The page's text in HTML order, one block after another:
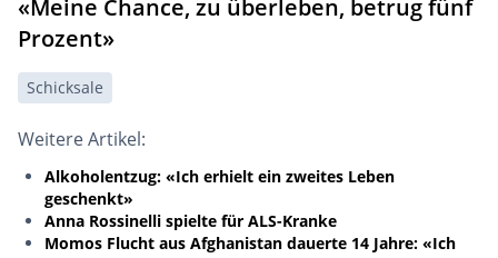
«Meine Chance, zu überleben, betrug fünf
Prozent»
Schicksale
Weitere Artikel:
Alkoholentzug: «Ich erhielt ein zweites Leben
geschenkt»
Anna Rossinelli spielte für ALS-Kranke
Momos Flucht aus Afghanistan dauerte 14 Jahre: «Ich